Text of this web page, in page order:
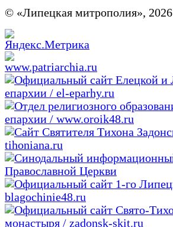
© «Липецкая митрополия», 2026